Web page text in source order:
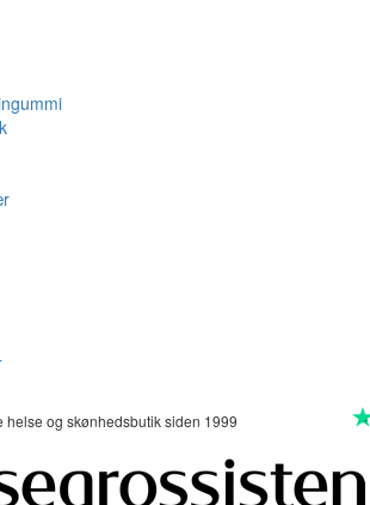
helse og skønhedsbutik siden 1999